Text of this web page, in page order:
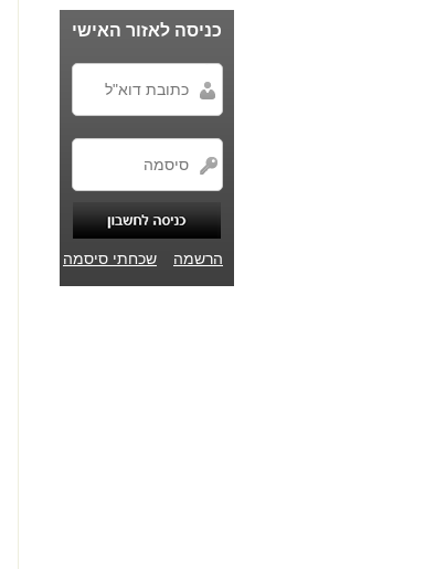
כניסה לאזור האישי
הרשמה שכחתי סיסמה